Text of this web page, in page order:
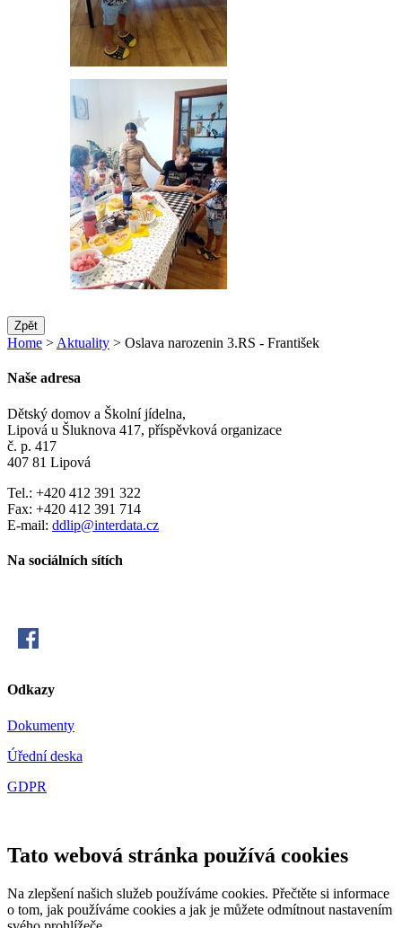
Zpět
Home > Aktuality > Oslava narozenin 3.RS - František
Naše adresa
Dětský domov a Školní jídelna,
Lipová u Šluknova 417, příspěvková organizace
č. p. 417
407 81 Lipová
Tel.: +420 412 391 322
Fax: +420 412 391 714
E-mail: ddlip@interdata.cz
Na sociálních sítích
Odkazy
Dokumenty
Úřední deska
GDPR
Tato webová stránka používá cookies
Na zlepšení našich služeb používáme cookies. Přečtěte si informace
o tom, jak používáme cookies a jak je můžete odmítnout nastavením